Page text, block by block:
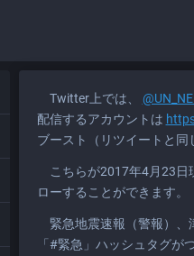
Twitter上では、
配信するアカウントは
ブースト（リツイートと同
こちらが2017年4月23日
ローすることができます。
緊急地震速報（警報）、
「#緊急」ハッシュタグが